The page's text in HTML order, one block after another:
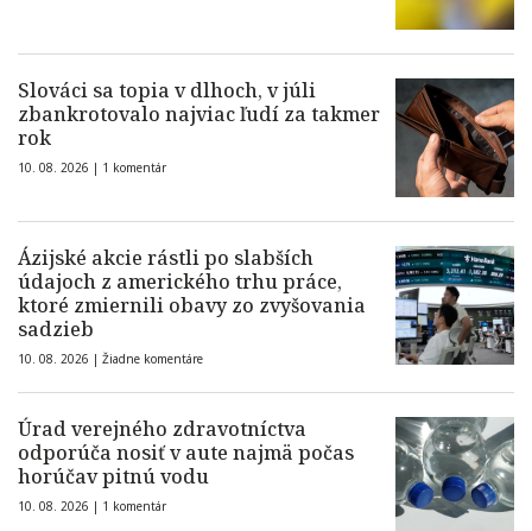
Slováci sa topia v dlhoch, v júli
zbankrotovalo najviac ľudí za takmer
rok
10. 08. 2026 | 1 komentár
Ázijské akcie rástli po slabších
údajoch z amerického trhu práce,
ktoré zmiernili obavy zo zvyšovania
sadzieb
10. 08. 2026 | Žiadne komentáre
Úrad verejného zdravotníctva
odporúča nosiť v aute najmä počas
horúčav pitnú vodu
10. 08. 2026 | 1 komentár